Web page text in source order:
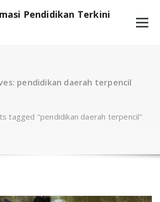
pendidikan daerah terpencil
tagged "pendidikan daerah terpencil"